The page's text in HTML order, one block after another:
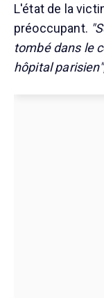
L'état de la
préoccupant.
tombé dans le
hôpital parisien"